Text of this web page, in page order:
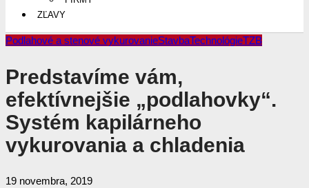
ZĽAVY
Podlahové a stenové vykurovanieStavbaTechnológieTZB
Predstavíme vám,
efektívnejšie „podlahovky“.
Systém kapilárneho
vykurovania a chladenia
19 novembra, 2019